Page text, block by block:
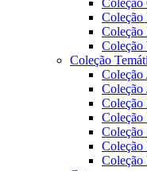
Coleção
Coleção
Coleção
Coleção
Coleção
Coleção
Coleção
Coleção
Coleção
Coleção
Coleção
Coleção